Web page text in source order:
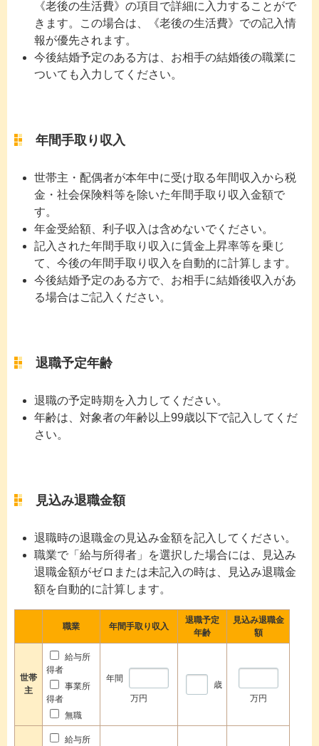
《老後の生活費》の項目で詳細に入力することがで
きます。この場合は、《老後の生活費》での記入情
報が優先されます。
今後結婚予定のある方は、お相手の結婚後の職業に
ついても入力してください。
年間手取り収入
世帯主・配偶者が本年中に受け取る年間収入から税
金・社会保険料等を除いた年間手取り収入金額で
す。
年金受給額、利子収入は含めないでください。
記入された年間手取り収入に賃金上昇率等を乗じ
て、今後の年間手取り収入を自動的に計算します。
今後結婚予定のある方で、お相手に結婚後収入があ
る場合はご記入ください。
退職予定年齢
退職の予定時期を入力してください。
年齢は、対象者の年齢以上99歳以下で記入してくだ
さい。
見込み退職金額
退職時の退職金の見込み金額を記入してください。
職業で「給与所得者」を選択した場合には、見込み
退職金額がゼロまたは未記入の時は、見込み退職金
額を自動的に計算します。
職業 年間手取り収入
退職予定
年齢
見込み退職金
額
世帯
主
給与所
得者
事業所
得者
無職
年間
万円
歳
万円
給与所